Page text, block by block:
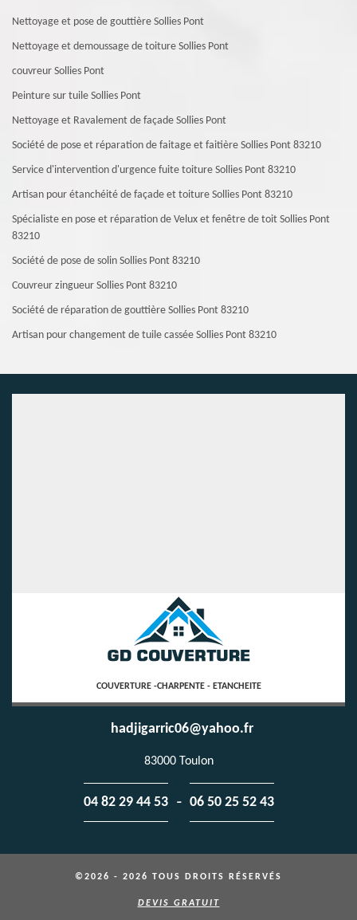
Nettoyage et pose de gouttière Sollies Pont
Nettoyage et demoussage de toiture Sollies Pont
couvreur Sollies Pont
Peinture sur tuile Sollies Pont
Nettoyage et Ravalement de façade Sollies Pont
Société de pose et réparation de faitage et faitière Sollies Pont 83210
Service d'intervention d'urgence fuite toiture Sollies Pont 83210
Artisan pour étanchéité de façade et toiture Sollies Pont 83210
Spécialiste en pose et réparation de Velux et fenêtre de toit Sollies Pont
83210
Société de pose de solin Sollies Pont 83210
Couvreur zingueur Sollies Pont 83210
Société de réparation de gouttière Sollies Pont 83210
Artisan pour changement de tuile cassée Sollies Pont 83210
COUVERTURE -CHARPENTE - ETANCHEITE
hadjigarric06@yahoo.fr
83000 Toulon
04 82 29 44 53 - 06 50 25 52 43
©2026 - 2026 TOUS DROITS RÉSERVÉS
DEVIS GRATUIT